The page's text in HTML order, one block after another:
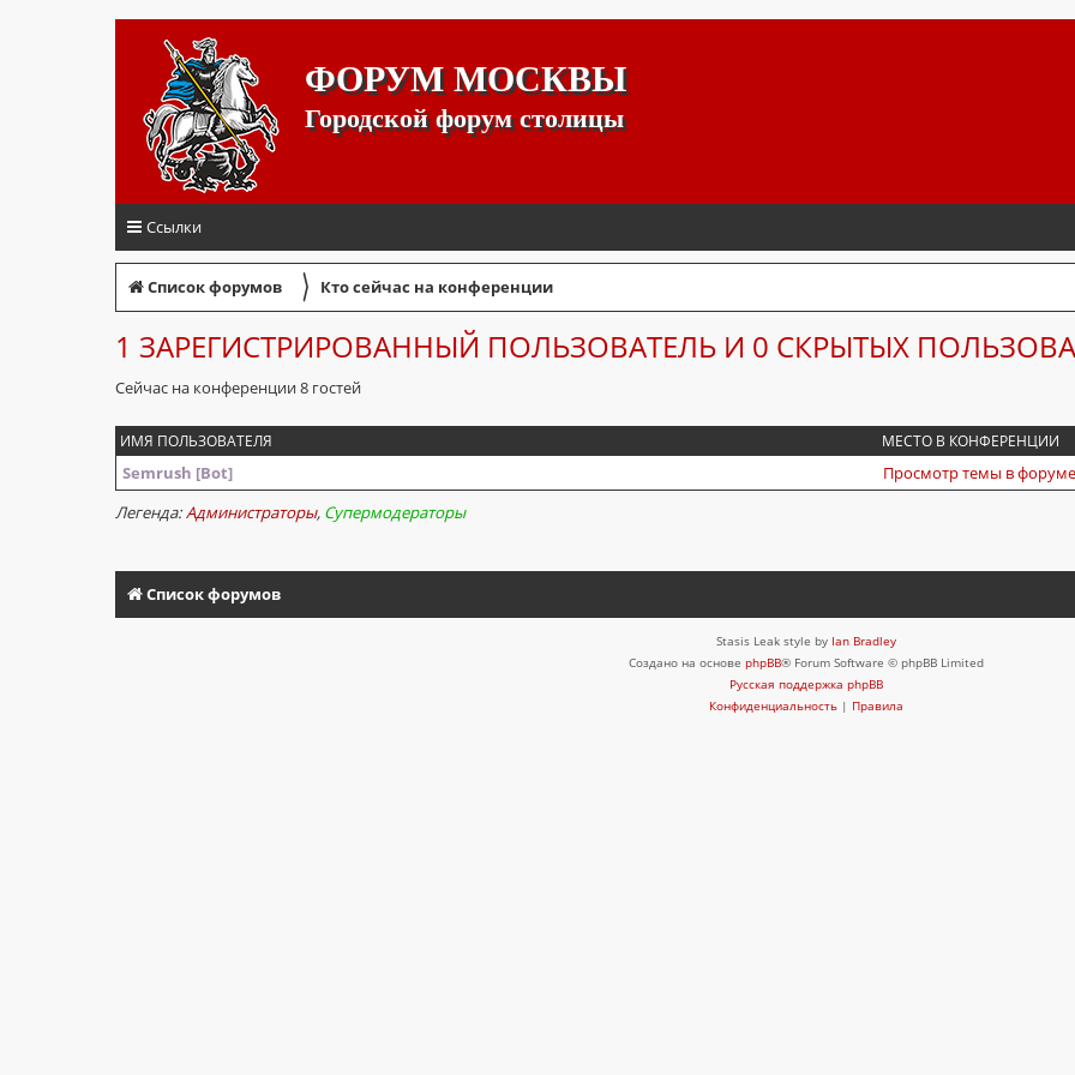
ФОРУМ МОСКВЫ
Городской форум столицы
Ссылки
Список форумов 〉 Кто сейчас на конференции
1 ЗАРЕГИСТРИРОВАННЫЙ ПОЛЬЗОВАТЕЛЬ И 0 СКРЫТЫХ
Сейчас на конференции 8 гостей
ИМЯ ПОЛЬЗОВАТЕЛЯ МЕСТО В КОНФЕРЕНЦИИ
Semrush [Bot] Просмотр темы в
Легенда:Администраторы, Супермодераторы
Список форумов
Stasis Leak style by Ian Bradley
Создано на основе phpBB® Forum Software © phpBB Limited
Русская поддержка phpBB
Конфиденциальность | Правила